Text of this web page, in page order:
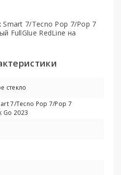
7/Tecno Pop 7/Pop 7
FullGlue RedLine на
стекло
7/Tecno Pop 7/Pop 7
Go 2023